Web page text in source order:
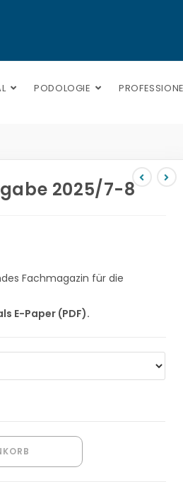
PODOLOGIE
2025/7-8
Fachmagazin für die
E-Paper (PDF).